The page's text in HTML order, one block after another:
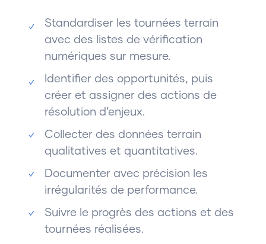
Standardiser les tournées terrain
avec des listes de vérification
numériques sur mesure.
Identifier des opportunités, puis
créer et assigner des actions de
résolution d’enjeux.
Collecter des données terrain
qualitatives et quantitatives.
Documenter avec précision les
irrégularités de performance.
Suivre le progrès des actions et des
tournées réalisées.